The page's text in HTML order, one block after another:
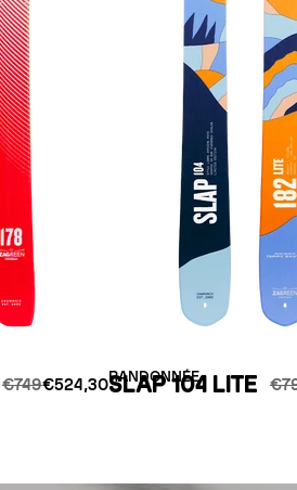
€749€524,30RANDONNÉE
SLAP 104 LITE